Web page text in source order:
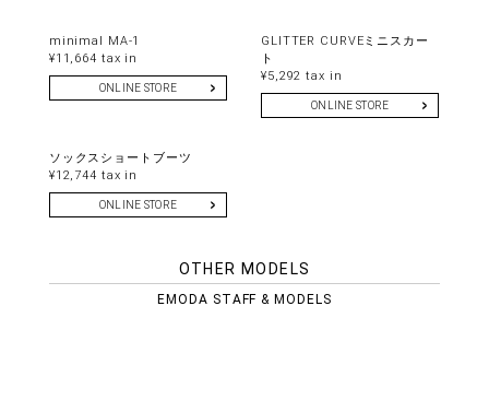
minimal MA-1
¥11,664 tax in
ONLINE STORE
GLITTER CURVEミニスカー
ト
¥5,292 tax in
ONLINE STORE
ソックスショートブーツ
¥12,744 tax in
ONLINE STORE
OTHER MODELS
EMODA STAFF & MODELS